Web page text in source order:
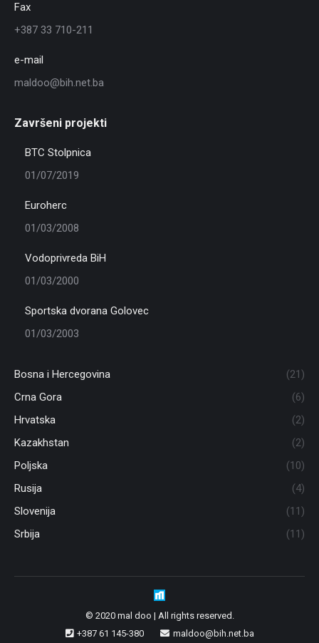
Fax
+387 33 710-211
e-mail
maldoo@bih.net.ba
Završeni projekti
BTC Stolpnica
01/07/2019
Euroherc
01/03/2008
Vodoprivreda BiH
01/03/2000
Sportska dvorana Golovec
01/03/2003
Bosna i Hercegovina
(21)
Crna Gora
(6)
Hrvatska
(2)
Kazakhstan
(2)
Poljska
(10)
Rusija
(4)
Slovenija
(11)
Srbija
(11)
© 2020 mal doo | All rights reserved.
+387 61 145-380
maldoo@bih.net.ba